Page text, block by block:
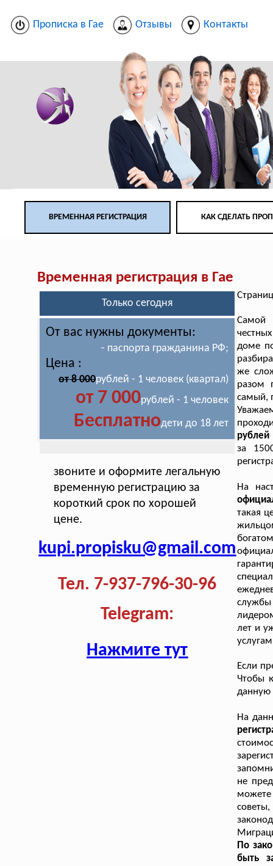
Прописка в Гае Отзывы Контакты
ВРЕМЕННАЯ РЕГИСТРАЦИЯ КАК СДЕЛАТЬ
Временная регистрация в Гае
Только сегодня
От вас нужны документы:
- паспорта гражданина РФ;
Цена :
от 8 000рублей - 1 человек (квартал)
от 7 000рублей - 1 человек
Бесплатнодети до 18 лет
звоните и оформите легальную
временную регистрацию за
короткий срок по хорошей
цене.
kupi.propisku@gmail.com
Тел. 7-937-796-30-96
Telegram:
Нажмите тут
Самой
доме
же
разом
самый,
рублей
за
На
такая
лет и
Если
Чтобы
данную
На
не
По
быть